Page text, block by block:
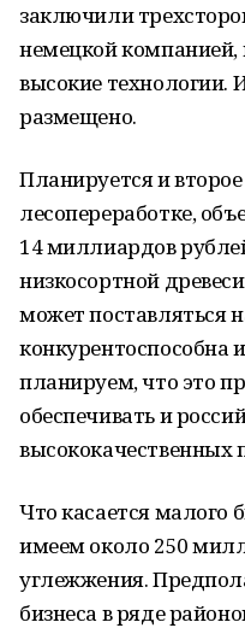
заключили
немецкой компанией,
высокие технологии.
размещено.
Планируется и
лесопереработке,
14 миллиардов
низкосортной
может поставляться
конкурентоспособна
планируем, что это
обеспечивать и
высококачественных
Что касается малого
имеем около 250
углежжения.
бизнеса в ряде